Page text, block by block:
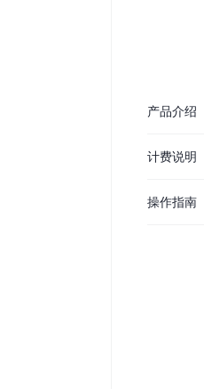
产品介绍
计费说明
操作指南